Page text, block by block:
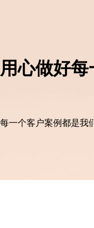
用心做好
每一个客户案例都是我